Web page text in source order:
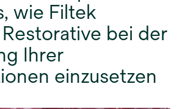
wie Filtek
bei der
Ihrer
einzusetzen